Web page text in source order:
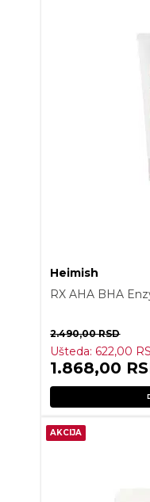
Heimish
RX AHA BHA
2.490,00RSD
Ušteda: 622,00
1.868,00
AKCIJA